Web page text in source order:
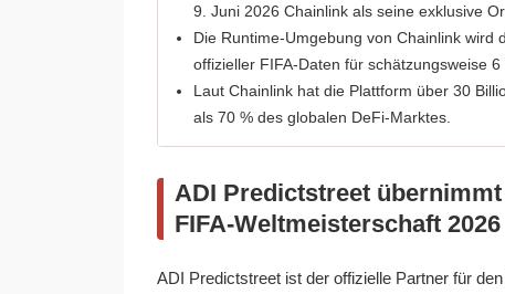
9. Juni 2026 Chainlink als seine exklusive
Die Runtime-Umgebung von Chainlink
offizieller FIFA-Daten für schätzungsweise
Laut Chainlink hat die Plattform über 30
als 70 % des globalen DeFi-Marktes.
ADI Predictstreet
FIFA-Weltmeisterschaft 2026
ADI Predictstreet ist der offizielle Partner für